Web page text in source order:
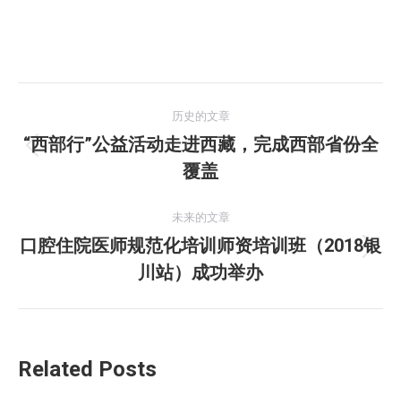
章
历史的文章
历
史
文
章：
“西部行”公益活动走进西藏，完成西部省份全
覆盖
未来的文章
未
来
的
口腔住院医师规范化培训师资培训班（2018银
川站）成功举办
Related Posts